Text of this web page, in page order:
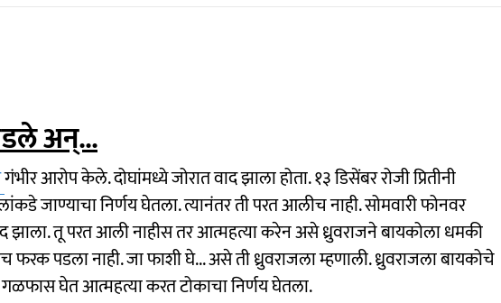
अन्...
गंभीर आरोप केले. दोघांमध्ये जोरात वाद झाला होता. १३ डिसेंबर रोजी प्रितीनी
जाण्याचा निर्णय घेतला. त्यानंतर ती परत आलीच नाही. सोमवारी फोनवर
झाला. तू परत आली नाहीस तर आत्महत्या करेन असे ध्रुवराजने बायकोला धमकी
फरक पडला नाही. जा फाशी घे... असे ती ध्रुवराजला म्हणाली. ध्रुवराजला बायकोचे
घेत आत्महत्या करत टोकाचा निर्णय घेतला.